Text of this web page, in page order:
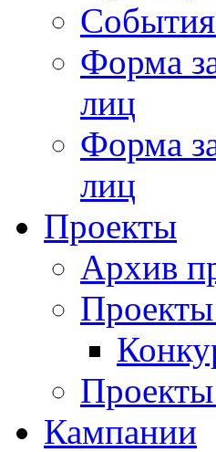
Форма
лиц
Форма
лиц
Проекты
Архив
Кампании